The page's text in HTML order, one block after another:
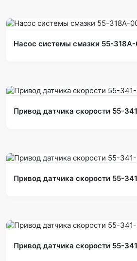
Насос системы смазки 55-
Привод датчика скорости 55-
Привод датчика скорости 55-
Привод датчика скорости 55-